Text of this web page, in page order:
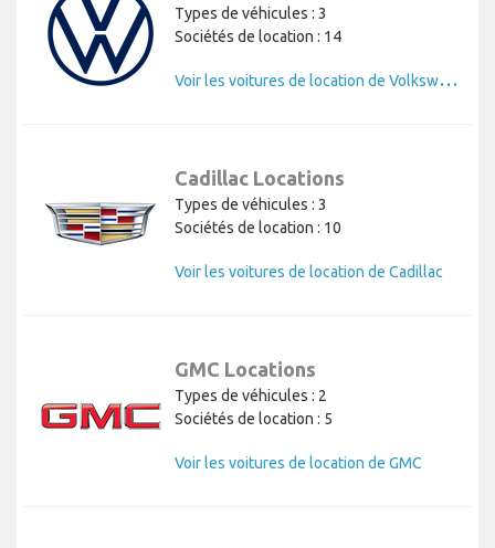
Types de véhicules : 3
Sociétés de location : 14
V
oir les voitures de location de Volkswagen
Cadillac Locations
Types de véhicules : 3
Sociétés de location : 10
Voir les voitures de location de Cadillac
GMC Locations
Types de véhicules : 2
Sociétés de location : 5
Voir les voitures de location de GMC